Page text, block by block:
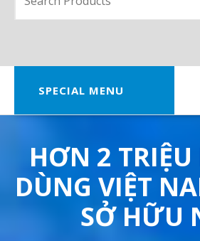
SPECIAL MENU
HƠN 2
DÙNG VIỆT
SỞ HỮU